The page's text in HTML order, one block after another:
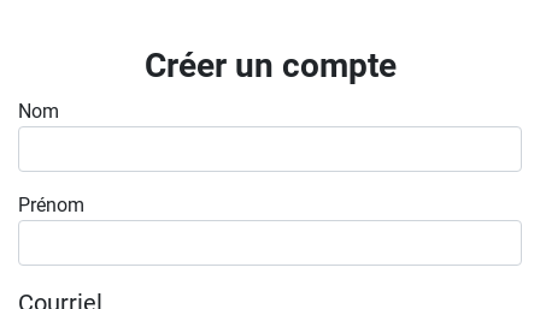
Publiez une offre d'emploi
Créer un compte
Nom
Prénom
Courriel